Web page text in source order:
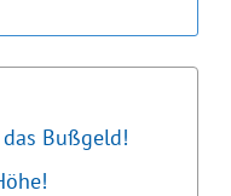
Bußgeld!